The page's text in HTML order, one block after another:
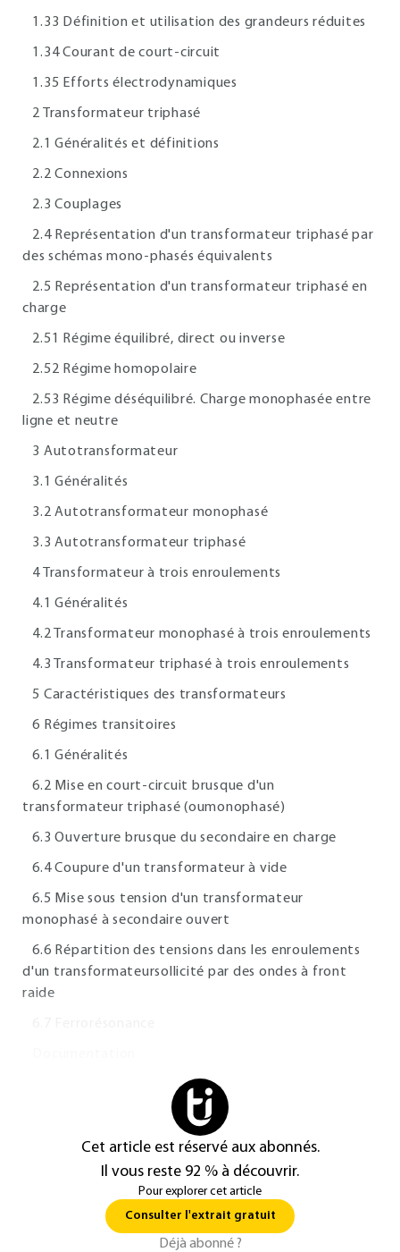
1.33 Définition et utilisation des grandeurs réduites
1.34 Courant de court-circuit
1.35 Efforts électrodynamiques
2 Transformateur triphasé
2.1 Généralités et définitions
2.2 Connexions
2.3 Couplages
2.4 Représentation d'un transformateur triphasé par
des schémas mono-phasés équivalents
2.5 Représentation d'un transformateur triphasé en
charge
2.51 Régime équilibré, direct ou inverse
2.52 Régime homopolaire
2.53 Régime déséquilibré. Charge monophasée entre
ligne et neutre
3 Autotransformateur
3.1 Généralités
3.2 Autotransformateur monophasé
3.3 Autotransformateur triphasé
4 Transformateur à trois enroulements
4.1 Généralités
4.2 Transformateur monophasé à trois enroulements
4.3 Transformateur triphasé à trois enroulements
5 Caractéristiques des transformateurs
6 Régimes transitoires
6.1 Généralités
6.2 Mise en court-circuit brusque d'un
transformateur triphasé (oumonophasé)
6.3 Ouverture brusque du secondaire en charge
6.4 Coupure d'un transformateur à vide
6.5 Mise sous tension d'un transformateur
monophasé à secondaire ouvert
6.6 Répartition des tensions dans les enroulements
d'un transformateursollicité par des ondes à front
raide
Cet article est réservé aux abonnés.
Il vous reste 92 % à découvrir.
Pour explorer cet article
Consulter l'extrait gratuit
Déjà abonné ?